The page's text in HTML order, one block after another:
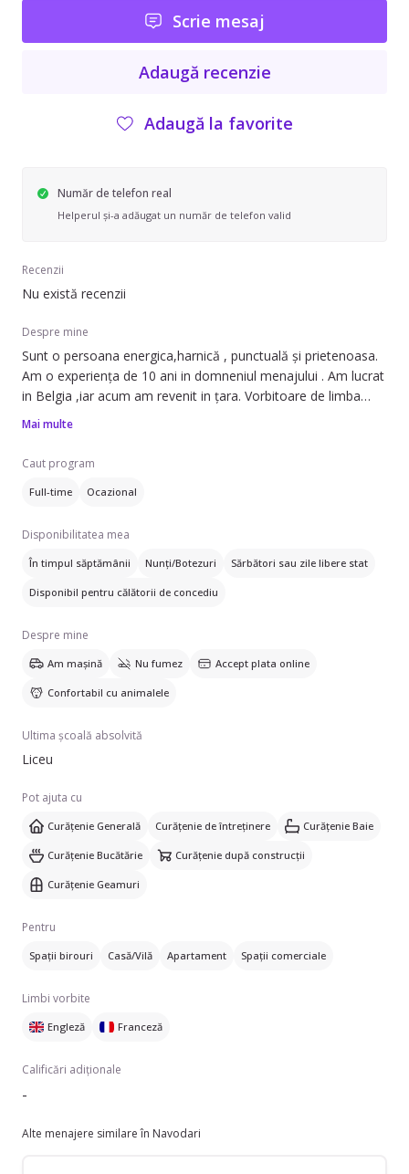
Scrie mesaj
Adaugă recenzie
Adaugă la favorite
Număr de telefon real
Helperul și-a adăugat un număr de telefon valid
Recenzii
Nu există recenzii
Despre mine
Sunt o persoana energica,harnică , punctuală și prietenoasa.
Am o experiența de 10 ani in domneniul menajului . Am lucrat
in Belgia ,iar acum am revenit in țara. Vorbitoare de limba
engleză și franceza.
Mai multe
Caut program
Full-time Ocazional
Disponibilitatea mea
În timpul săptămânii Nunți/Botezuri Sărbători sau zile libere stat
Disponibil pentru călătorii de concediu
Despre mine
Am mașină Nu fumez Accept plata online
Confortabil cu animalele
Ultima școală absolvită
Liceu
Pot ajuta cu
Curățenie Generală Curățenie de întreținere Curățenie Baie
Curățenie Bucătărie Curățenie după construcții
Curățenie Geamuri
Pentru
Spații birouri Casă/Vilă Apartament Spații comerciale
Limbi vorbite
Engleză Franceză
Calificări adiționale
-
Alte menajere similare în Navodari